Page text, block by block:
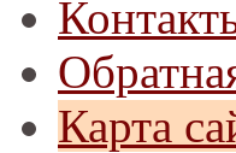
Карта